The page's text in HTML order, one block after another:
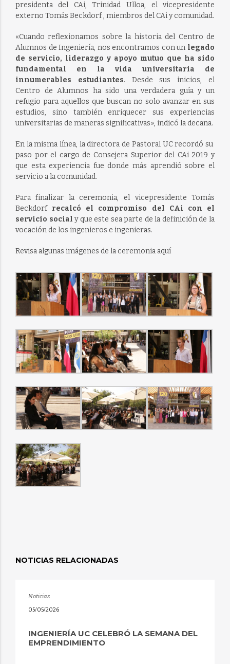
presidenta del CAi, Trinidad Ulloa, el vicepresidente
externo Tomás Beckdorf , miembros del CAi y comunidad.
«Cuando reflexionamos sobre la historia del Centro de
Alumnos de Ingeniería, nos encontramos con un legado
de servicio, liderazgo y apoyo mutuo que ha sido
fundamental en la vida universitaria de
innumerables estudiantes. Desde sus inicios, el
Centro de Alumnos ha sido una verdadera guía y un
refugio para aquellos que buscan no solo avanzar en sus
estudios, sino también enriquecer sus experiencias
universitarias de maneras significativas», indicó la decana.
En la misma línea, la directora de Pastoral UC recordó su
paso por el cargo de Consejera Superior del CAi 2019 y
que esta experiencia fue donde más aprendió sobre el
servicio a la comunidad.
Para finalizar la ceremonia, el vicepresidente Tomás
Beckdorfrecalcó el compromiso del CAi con el
servicio social y que este sea parte de la definición de la
vocación de los ingenieros e ingenieras.
Revisa algunas imágenes de la ceremonia aquí
NOTICIAS RELACIONADAS
Noticias
05/05/2026
INGENIERÍA UC CELEBRÓ LA SEMANA DEL
EMPRENDIMIENTO